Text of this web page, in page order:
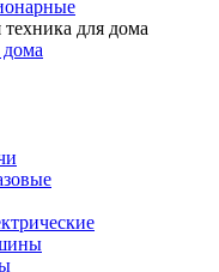
для дома